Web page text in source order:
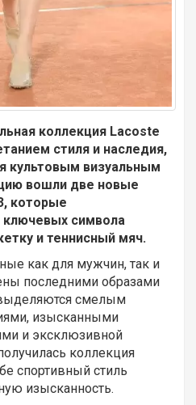
коллекция Lacoste
стиля и наследия,
культовым визуальным
вошли две новые
которые
символа
и теннисный мяч.
как для мужчин, так и
последними образами
смелым
изысканными
и эксклюзивной
коллекция
спортивный стиль
изысканность.